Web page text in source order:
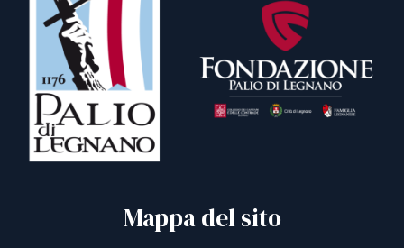
Mappa del sito